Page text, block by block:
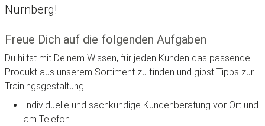
Nürnberg!
Freue Dich auf die folgenden Aufgaben
Du hilfst mit Deinem Wissen, für jeden Kunden das passende
Produkt aus unserem Sortiment zu finden und gibst Tipps zur
Trainingsgestaltung.
Individuelle und sachkundige Kundenberatung vor Ort und
am Telefon